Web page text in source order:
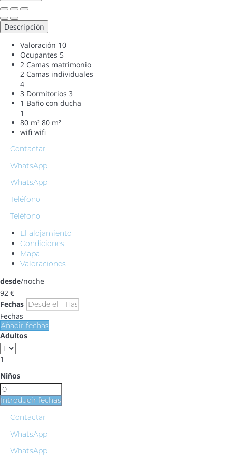
Descripción
Valoración 10
Ocupantes 5
2 Camas matrimonio
2 Camas individuales
4
3 Dormitorios 3
1 Baño con ducha
1
80 m² 80 m²
wifi wifi
Contactar
WhatsApp
WhatsApp
Teléfono
Teléfono
El alojamiento
Condiciones
Mapa
Valoraciones
desde/noche
92 €
Fechas
Fechas
Añadir fechas
Adultos
1
Niños
Introducir fechas
Contactar
WhatsApp
WhatsApp